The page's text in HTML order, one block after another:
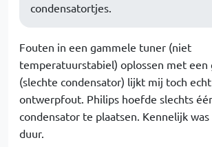
condensatortjes.
Fouten in een gammele tuner (niet
temperatuurstabiel) oplossen met een
(slechte condensator) lijkt mij toch
ontwerpfout. Philips hoefde slechts
condensator te plaatsen. Kennelijk
duur.